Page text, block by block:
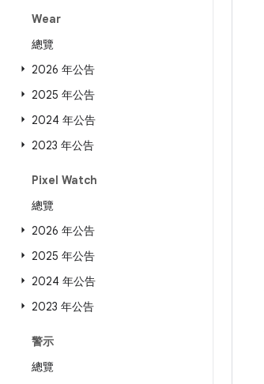
Wear
總覽
2026 年公告
2025 年公告
2024 年公告
2023 年公告
Pixel Watch
總覽
2026 年公告
2025 年公告
2024 年公告
2023 年公告
警示
總覽